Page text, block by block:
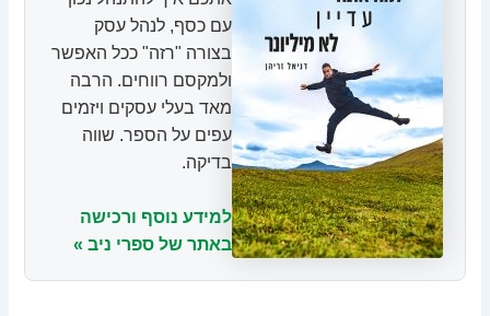
עם כסף, לנהל עסק
בצורה "רזה" ככל האפשר
ולמקסם רווחים. הרבה
מאד בעלי עסקים ויזמים
עפים על הספר. שווה
בדיקה.
למידע נוסף ורכישה
באתר של ספרי ניב »